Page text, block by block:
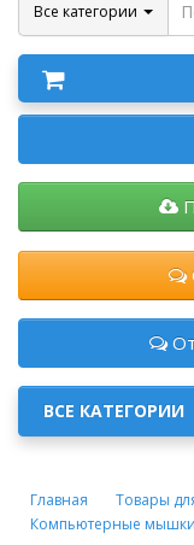
Все категории
ВСЕ КАТЕГОРИИ
Главная Товары
Компьютерные мышки